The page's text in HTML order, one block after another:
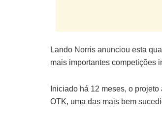
Lando Norris anunciou esta
mais importantes competições
Iniciado há 12 meses, o
OTK, uma das mais bem